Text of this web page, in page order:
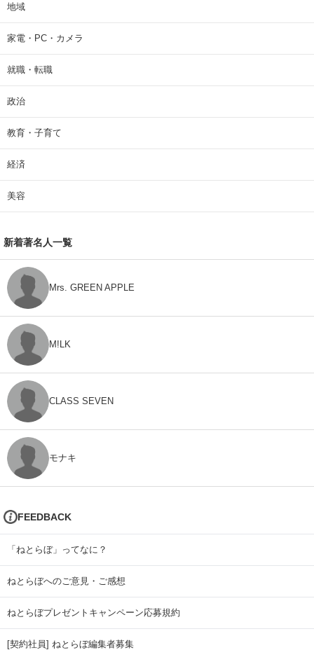
地域
家電・PC・カメラ
就職・転職
政治
教育・子育て
経済
美容
新着著名人一覧
Mrs. GREEN APPLE
M!LK
CLASS SEVEN
モナキ
FEEDBACK
「ねとらぼ」ってなに？
ねとらぼへのご意見・ご感想
ねとらぼプレゼントキャンペーン応募規約
[契約社員] ねとらぼ編集者募集